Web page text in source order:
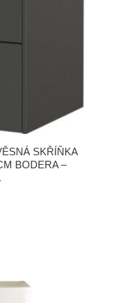
SKŘÍŇKA
BODERA –